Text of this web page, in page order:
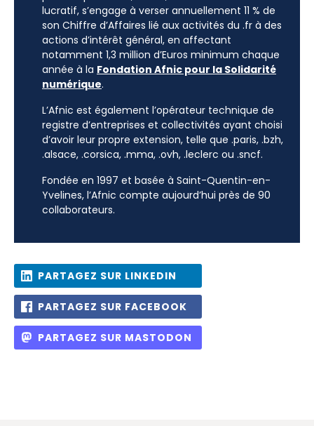
lucratif, s’engage à verser annuellement 11 % de
son Chiffre d’Affaires lié aux activités du .fr à des
actions d’intérêt général, en affectant
notamment 1,3 million d’Euros minimum chaque
année à la Fondation Afnic pour la Solidarité
numérique.
L’Afnic est également l’opérateur technique de
registre d’entreprises et collectivités ayant choisi
d’avoir leur propre extension, telle que .paris, .bzh,
.alsace, .corsica, .mma, .ovh, .leclerc ou .sncf.
Fondée en 1997 et basée à Saint-Quentin-en-
Yvelines, l’Afnic compte aujourd’hui près de 90
collaborateurs.
PARTAGEZ SUR LINKEDIN
PARTAGEZ SUR FACEBOOK
PARTAGEZ SUR MASTODON